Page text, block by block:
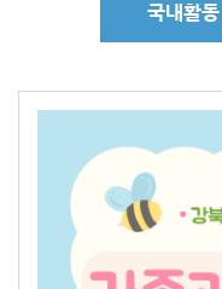
국내활동